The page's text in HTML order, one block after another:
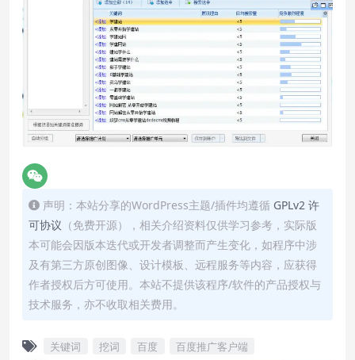
声明：本站分享的WordPress主题/插件均遵循 GPLv2 许
可协议 （免费开源），相关介绍资料仅供学习参考，实际版
本可能会因版本迭代或开发者调整而产生变化，如程序中涉
及有第三方原创图像、设计模板、远程服务等内容，应获得
作者授权后方可使用。本站不提供该程序/软件的产品授权与
技术服务，亦不收取相关费用。
关键词 挖词 百度 百度推广客户端